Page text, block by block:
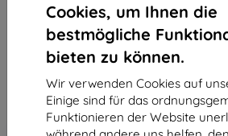
Cookies, um Ihnen die
bestmögliche
bieten zu können.
Wir verwenden Cookies auf
Einige sind für das
Funktionieren der Website
Endpreis
221,90 €
199,71 €